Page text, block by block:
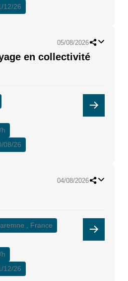
12/26
05/08/2026
en collectivité
08/26
04/08/2026
, France
12/26